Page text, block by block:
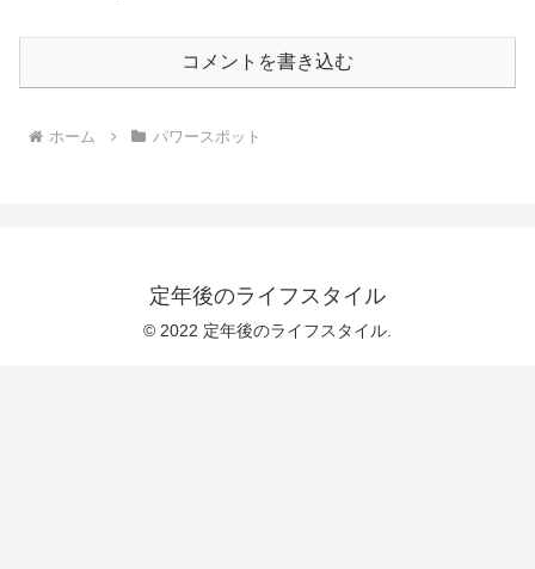
コメントを書き込む
ホーム パワースポット
定年後のライフスタイル
© 2022 定年後のライフスタイル.